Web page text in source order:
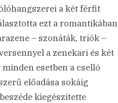
a két férfit
ezt a romantikában
– szonáták, triók –
a zenekari és két
esetben a cselló
előadása sokáig
kiegészítette